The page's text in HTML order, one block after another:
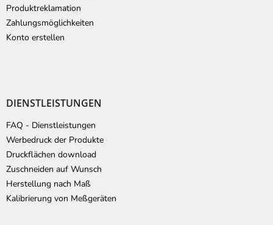
Produktreklamation
Zahlungsmöglichkeiten
Konto erstellen
DIENSTLEISTUNGEN
FAQ - Dienstleistungen
Werbedruck der Produkte
Druckflächen download
Zuschneiden auf Wunsch
Herstellung nach Maß
Kalibrierung von Meßgeräten